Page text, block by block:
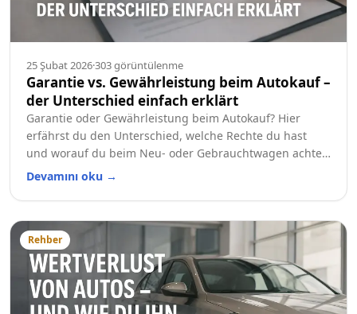
25 Şubat 2026·303görüntülenme
Garantie vs. Gewährleistung beim Autokauf –
der Unterschied einfach erklärt
Garantie oder Gewährleistung beim Autokauf? Hier
erfährst du den Unterschied, welche Rechte du hast
und worauf du beim Neu- oder Gebrauchtwagen achten
solltest.
Devamını oku →
Rehber